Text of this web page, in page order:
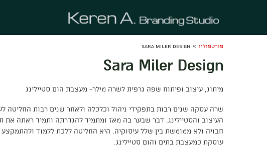
פורטפוליו »
Sara Miler Design
Sara Miler Design
מיתוג, עיצוב ופיתוח שפה גרפית לשרה מילר- מעצבת הום סטיילינג
שרה עסקה שנים רבות בתפקידי ניהול וכלכלה ולאחר שנים רבות החליטה
העיצוב והסטיילינג. דבר שבער בה מאז ומתמיד להגדרתה ותמיד ראתה את
חבויה ולא ממומשת בין שלל עיסוקיה. היא החליטה ללכת ללמוד ולהתמקצע
עוסקת כמעצבת בתים והום סטיילינג.